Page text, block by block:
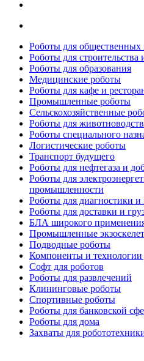
Роботы для общественных
Роботы для строительства
Роботы для образования
Медицинские роботы
Роботы для кафе и
Промышленные роботы
Сельскохозяйственные
Роботы для
Роботы специального
Логистические роботы
Транспорт будущего
Роботы для нефтегаза и
Роботы для
промышленности
Роботы для диагностики
Роботы для доставки и
БЛА широкого
Промышленные
Подводные роботы
Компоненты и технологии
Софт для роботов
Роботы для развлечений
Клининговые роботы
Спортивные роботы
Роботы для банковской
Роботы для дома
Захваты для